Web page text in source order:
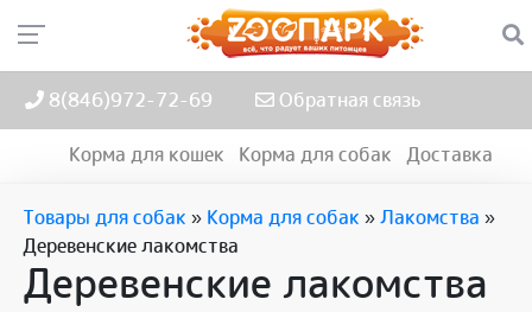
8(846)972-72-69 Обратная связь
Корма для кошек Корма для собак Доставка
Товары для собак » Корма для собак »Лакомства »
Деревенские лакомства
Деревенские лакомства